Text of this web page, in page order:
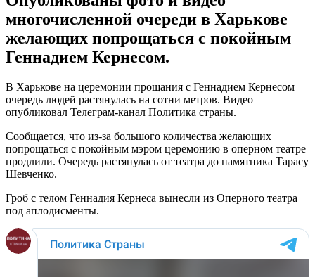
многочисленной очереди в Харькове
желающих попрощаться с покойным
Геннадием Кернесом.
В Харькове на церемонии прощания с Геннадием Кернесом
очередь людей растянулась на сотни метров. Видео
опубликовал Телеграм-канал Политика страны.
Сообщается, что из-за большого количества желающих
попрощаться с покойным мэром церемонию в оперном театре
продлили. Очередь растянулась от театра до памятника Тарасу
Шевченко.
Гроб с телом Геннадия Кернеса вынесли из Оперного театра
под аплодисменты.